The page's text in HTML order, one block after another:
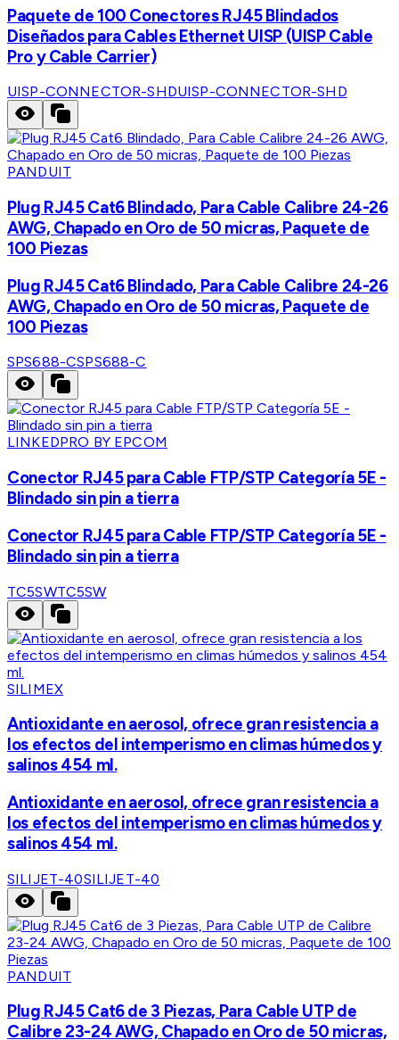
Paquete de 100 Conectores RJ45 Blindados
Diseñados para Cables Ethernet UISP (UISP Cable
Pro y Cable Carrier)
UISP-CONNECTOR-SHDUISP-CONNECTOR-SHD
PANDUIT
Plug RJ45 Cat6 Blindado, Para Cable Calibre 24-26
AWG, Chapado en Oro de 50 micras, Paquete de
100 Piezas
Plug RJ45 Cat6 Blindado, Para Cable Calibre 24-26
AWG, Chapado en Oro de 50 micras, Paquete de
100 Piezas
SPS688-CSPS688-C
LINKEDPRO BY EPCOM
Conector RJ45 para Cable FTP/STP Categoría 5E -
Blindado sin pin a tierra
Conector RJ45 para Cable FTP/STP Categoría 5E -
Blindado sin pin a tierra
TC5SWTC5SW
SILIMEX
Antioxidante en aerosol, ofrece gran resistencia a
los efectos del intemperismo en climas húmedos y
salinos 454 ml.
Antioxidante en aerosol, ofrece gran resistencia a
los efectos del intemperismo en climas húmedos y
salinos 454 ml.
SILIJET-40SILIJET-40
PANDUIT
Plug RJ45 Cat6 de 3 Piezas, Para Cable UTP de
Calibre 23-24 AWG, Chapado en Oro de 50 micras,